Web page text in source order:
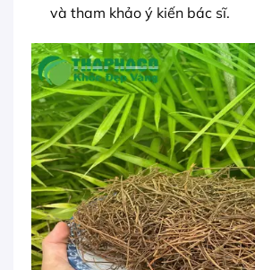
và tham khảo ý kiến bác sĩ.